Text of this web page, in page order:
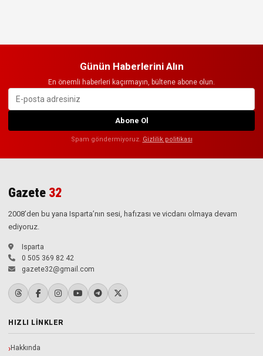
Günün Haberlerini Alın
En önemli haberleri kaçırmayın, bültene abone olun.
Abone Ol
Spam göndermiyoruz. Gizlilik politikası
Gazete 32
2008’den bu yana Isparta’nın sesi, hafızası ve vicdanı olmaya devam
ediyoruz.
Isparta
0 505 369 82 42
gazete32@gmail.com
HIZLI LINKLER
Hakkında